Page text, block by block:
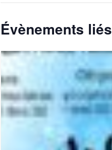
Évènements liés